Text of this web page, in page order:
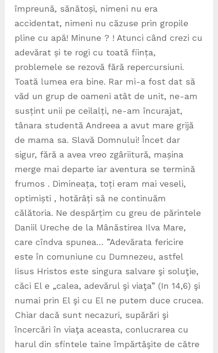
împreună, sănătoși, nimeni nu era
accidentat, nimeni nu căzuse prin gropile
pline cu apă! Minune ? ! Atunci când crezi cu
adevărat și te rogi cu toată ființa,
problemele se rezovă fără repercursiuni.
Toată lumea era bine. Rar mi-a fost dat să
văd un grup de oameni atât de unit, ne-am
susțint unii pe ceilalți, ne-am încurajat,
tânara studentă Andreea a avut mare grijă
de mama sa. Slavă Domnului! Încet dar
sigur, fără a avea vreo zgâriitură, mașina
merge mai departe iar aventura se termină
frumos . Dimineața, toți eram mai veseli,
optimiști , hotărâți să ne continuăm
călătoria. Ne despărțim cu greu de părintele
Daniil Ureche de la Mânăstirea Ilva Mare,
care cîndva spunea… ”Adevărata fericire
este în comuniune cu Dumnezeu, astfel
Iisus Hristos este singura salvare şi soluţie,
căci El e „calea, adevărul şi viaţa” (In 14,6) şi
numai prin El şi cu El ne putem duce crucea.
Chiar dacă sunt necazuri, supărări şi
încercări în viaţa aceasta, conlucrarea cu
harul din sfintele taine împărtăşite de către